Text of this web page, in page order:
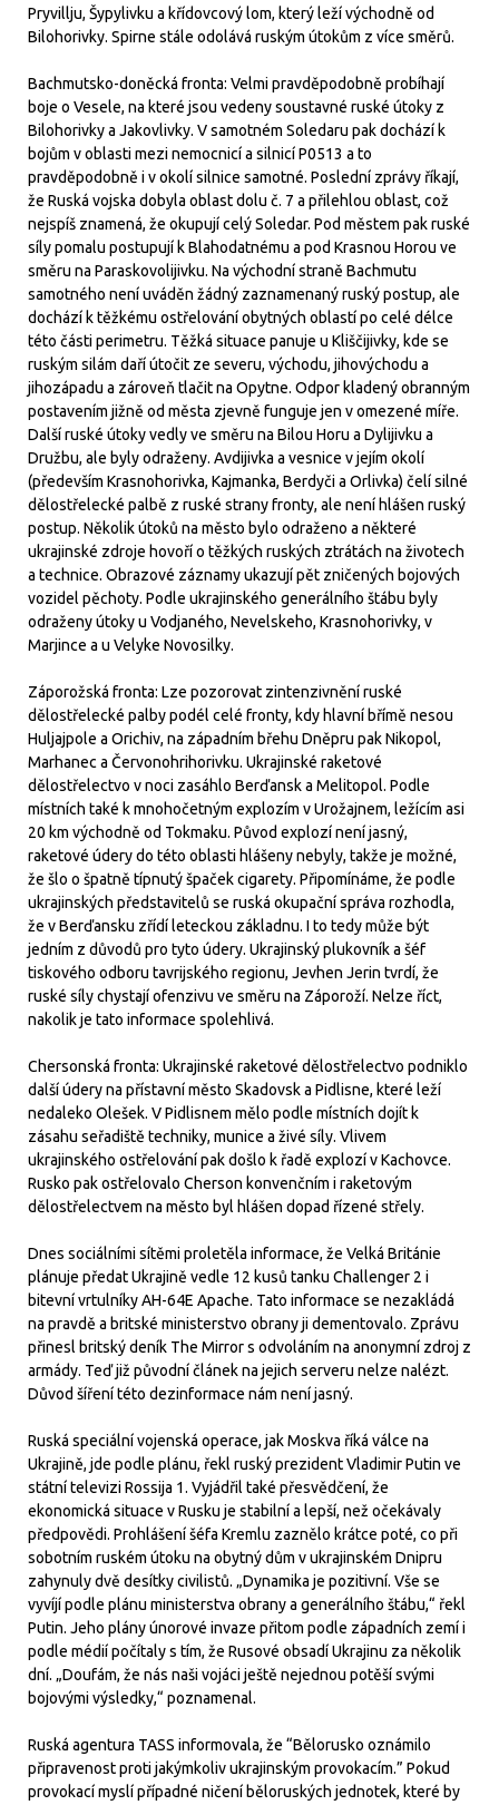
Pryvillju, Šypylivku a křídovcový lom, který leží východně od
Bilohorivky. Spirne stále odolává ruským útokům z více směrů.
Bachmutsko-doněcká fronta: Velmi pravděpodobně probíhají
boje o Vesele, na které jsou vedeny soustavné ruské útoky z
Bilohorivky a Jakovlivky. V samotném Soledaru pak dochází k
bojům v oblasti mezi nemocnicí a silnicí P0513 a to
pravděpodobně i v okolí silnice samotné. Poslední zprávy říkají,
že Ruská vojska dobyla oblast dolu č. 7 a přilehlou oblast, což
nejspíš znamená, že okupují celý Soledar. Pod městem pak ruské
síly pomalu postupují k Blahodatnému a pod Krasnou Horou ve
směru na Paraskovolijivku. Na východní straně Bachmutu
samotného není uváděn žádný zaznamenaný ruský postup, ale
dochází k těžkému ostřelování obytných oblastí po celé délce
této části perimetru. Těžká situace panuje u Kliščijivky, kde se
ruským silám daří útočit ze severu, východu, jihovýchodu a
jihozápadu a zároveň tlačit na Opytne. Odpor kladený obranným
postavením jižně od města zjevně funguje jen v omezené míře.
Další ruské útoky vedly ve směru na Bilou Horu a Dylijivku a
Družbu, ale byly odraženy. Avdijivka a vesnice v jejím okolí
(především Krasnohorivka, Kajmanka, Berdyči a Orlivka) čelí silné
dělostřelecké palbě z ruské strany fronty, ale není hlášen ruský
postup. Několik útoků na město bylo odraženo a některé
ukrajinské zdroje hovoří o těžkých ruských ztrátách na životech
a technice. Obrazové záznamy ukazují pět zničených bojových
vozidel pěchoty. Podle ukrajinského generálního štábu byly
odraženy útoky u Vodjaného, Nevelskeho, Krasnohorivky, v
Marjince a u Velyke Novosilky.
Záporožská fronta: Lze pozorovat zintenzivnění ruské
dělostřelecké palby podél celé fronty, kdy hlavní břímě nesou
Huljajpole a Orichiv, na západním břehu Dněpru pak Nikopol,
Marhanec a Červonohrihorivku. Ukrajinské raketové
dělostřelectvo v noci zasáhlo Berďansk a Melitopol. Podle
místních také k mnohočetným explozím v Urožajnem, ležícím asi
20 km východně od Tokmaku. Původ explozí není jasný,
raketové údery do této oblasti hlášeny nebyly, takže je možné,
že šlo o špatně típnutý špaček cigarety. Připomínáme, že podle
ukrajinských představitelů se ruská okupační správa rozhodla,
že v Berďansku zřídí leteckou základnu. I to tedy může být
jedním z důvodů pro tyto údery. Ukrajinský plukovník a šéf
tiskového odboru tavrijského regionu, Jevhen Jerin tvrdí, že
ruské síly chystají ofenzivu ve směru na Záporoží. Nelze říct,
nakolik je tato informace spolehlivá.
Chersonská fronta: Ukrajinské raketové dělostřelectvo podniklo
další údery na přístavní město Skadovsk a Pidlisne, které leží
nedaleko Olešek. V Pidlisnem mělo podle místních dojít k
zásahu seřadiště techniky, munice a živé síly. Vlivem
ukrajinského ostřelování pak došlo k řadě explozí v Kachovce.
Rusko pak ostřelovalo Cherson konvenčním i raketovým
dělostřelectvem na město byl hlášen dopad řízené střely.
Dnes sociálními sítěmi proletěla informace, že Velká Británie
plánuje předat Ukrajině vedle 12 kusů tanku Challenger 2 i
bitevní vrtulníky AH-64E Apache. Tato informace se nezakládá
na pravdě a britské ministerstvo obrany ji dementovalo. Zprávu
přinesl britský deník The Mirror s odvoláním na anonymní zdroj z
armády. Teď již původní článek na jejich serveru nelze nalézt.
Důvod šíření této dezinformace nám není jasný.
Ruská speciální vojenská operace, jak Moskva říká válce na
Ukrajině, jde podle plánu, řekl ruský prezident Vladimir Putin ve
státní televizi Rossija 1. Vyjádřil také přesvědčení, že
ekonomická situace v Rusku je stabilní a lepší, než očekávaly
předpovědi. Prohlášení šéfa Kremlu zaznělo krátce poté, co při
sobotním ruském útoku na obytný dům v ukrajinském Dnipru
zahynuly dvě desítky civilistů. „Dynamika je pozitivní. Vše se
vyvíjí podle plánu ministerstva obrany a generálního štábu,“ řekl
Putin. Jeho plány únorové invaze přitom podle západních zemí i
podle médií počítaly s tím, že Rusové obsadí Ukrajinu za několik
dní. „Doufám, že nás naši vojáci ještě nejednou potěší svými
bojovými výsledky,“ poznamenal.
Ruská agentura TASS informovala, že “Bělorusko oznámilo
připravenost proti jakýmkoliv ukrajinským provokacím.” Pokud
provokací myslí případné ničení běloruských jednotek, které by